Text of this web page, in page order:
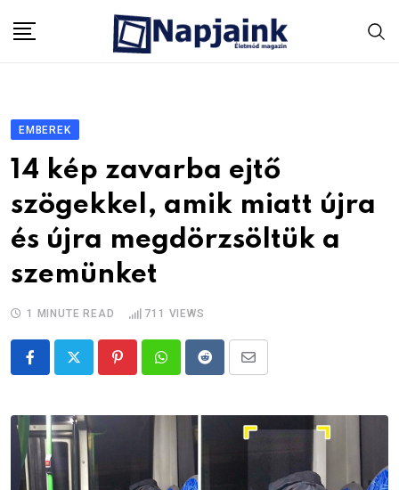
EMBEREK
14 kép zavarba ejtő
szögekkel, amik miatt újra
és újra megdörzsöltük a
szemünket
1 MINUTE READ 711 VIEWS
PinterestWhatsappRedditShare
Email